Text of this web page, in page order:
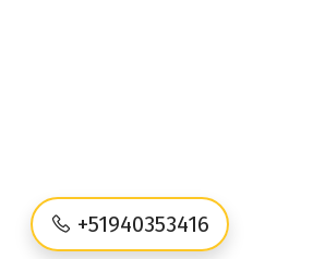
+51940353416